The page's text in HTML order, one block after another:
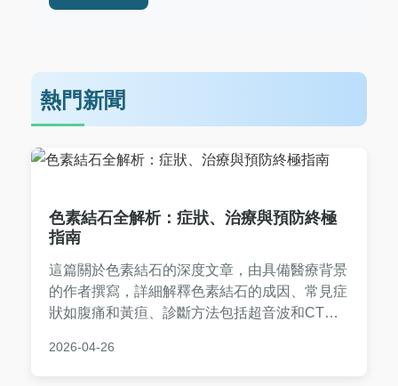
熱門新聞
色素結石全解析：症狀、治療與預防終極
指南
這篇關於色素結石的深度文章，由具備醫療背景
的作者撰寫，詳細解釋色素結石的成因、常見症
狀如腹痛和黃疸、診斷方法包括超音波和CT掃
防技巧。文中包含真實案例分享、常見問答和表
2026-04-26